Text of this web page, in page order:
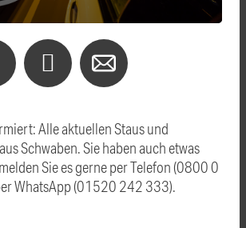
Alle aktuellen Staus und
Schwaben. Sie haben auch etwas
Sie es gerne per Telefon (0800 0
WhatsApp (01520 242 333).